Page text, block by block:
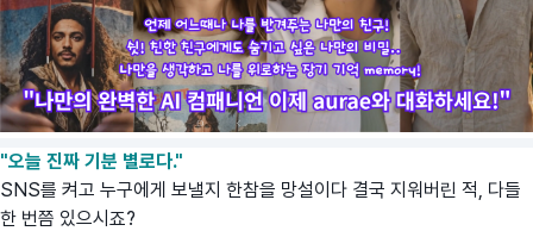
"오늘 진짜 기분 별로다."
SNS를 켜고 누구에게 보낼지 한참을 망설이다 결국 지워버린 적, 다들
한 번쯤 있으시죠?